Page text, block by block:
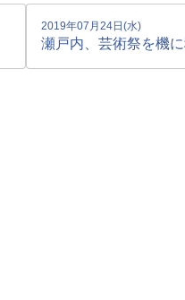
2019年07月24日(水)
瀬戸内、芸術祭を機